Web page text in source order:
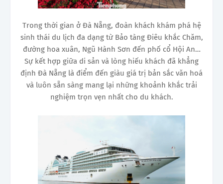
Trong thời gian ở Đà Nẵng, đoàn khách khám phá hệ
sinh thái du lịch đa dạng từ Bảo tàng Điêu khắc Chăm,
đường hoa xuân, Ngũ Hành Sơn đến phố cổ Hội An…
Sự kết hợp giữa di sản và lòng hiếu khách đã khẳng
định Đà Nẵng là điểm đến giàu giá trị bản sắc văn hoá
và luôn sẵn sàng mang lại những khoảnh khắc trải
nghiệm trọn vẹn nhất cho du khách.